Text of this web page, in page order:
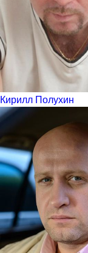
Кирилл Полухин